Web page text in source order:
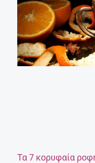
Τα 7 κορυφαία